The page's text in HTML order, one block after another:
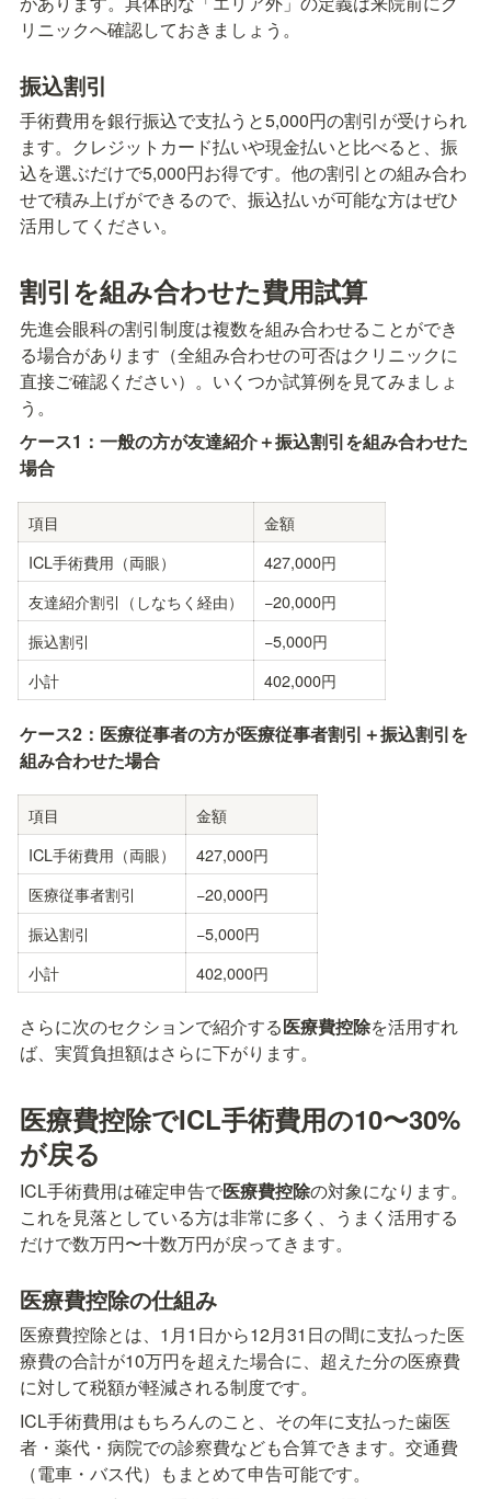
リニックへ確認しておきましょう。
振込割引
手術費用を銀行振込で支払うと5,000円の割引が受けられ
ます。クレジットカード払いや現金払いと比べると、振
込を選ぶだけで5,000円お得です。他の割引との組み合わ
せで積み上げができるので、振込払いが可能な方はぜひ
活用してください。
割引を組み合わせた費用試算
先進会眼科の割引制度は複数を組み合わせることができ
る場合があります（全組み合わせの可否はクリニックに
直接ご確認ください）。いくつか試算例を見てみましょ
う。
ケース1：一般の方が友達紹介＋振込割引を組み合わせた
場合
項目
金額
ICL手術費用（両眼）
427,000円
友達紹介割引（しなちく経由）
−20,000円
振込割引
−5,000円
小計
402,000円
ケース2：医療従事者の方が医療従事者割引＋振込割引を
組み合わせた場合
項目
金額
ICL手術費用（両眼）
427,000円
医療従事者割引
−20,000円
振込割引
−5,000円
小計
402,000円
さらに次のセクションで紹介する医療費控除を活用すれ
ば、実質負担額はさらに下がります。
医療費控除でICL手術費用の10〜30%
が戻る
ICL手術費用は確定申告で医療費控除の対象になります。
これを見落としている方は非常に多く、うまく活用する
だけで数万円〜十数万円が戻ってきます。
医療費控除の仕組み
医療費控除とは、1月1日から12月31日の間に支払った医
療費の合計が10万円を超えた場合に、超えた分の医療費
に対して税額が軽減される制度です。
ICL手術費用はもちろんのこと、その年に支払った歯医
者・薬代・病院での診察費なども合算できます。交通費
（電車・バス代）もまとめて申告可能です。